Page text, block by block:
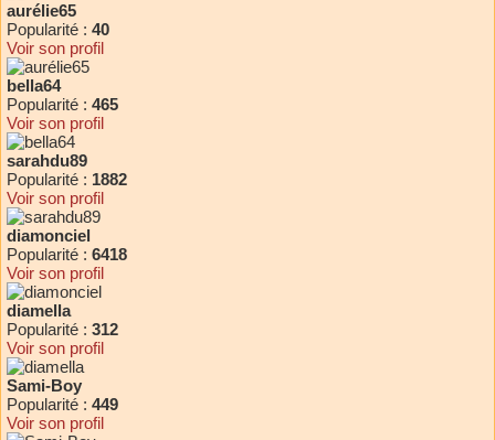
aurélie65
Popularité : 40
Voir son profil
bella64
Popularité : 465
Voir son profil
sarahdu89
Popularité : 1882
Voir son profil
diamonciel
Popularité : 6418
Voir son profil
diamella
Popularité : 312
Voir son profil
Sami-Boy
Popularité : 449
Voir son profil